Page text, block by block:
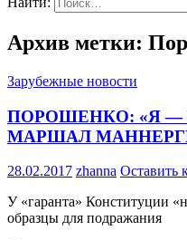
Архив метки:
Зарубежные новости
ПОРОШЕНКО: «Я —
МАРШАЛ
28.02.2017 zhanna Оставить
У «гаранта» Конституции
образцы для подражания